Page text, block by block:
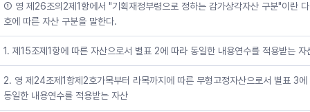
① 영 제26조의2제1항에서 "기획재정부령으로 정하는 감가상각자산 구분"이란
호에 따른 자산 구분을 말한다.
1. 제15조제1항에 따른 자산으로서 별표 2에 따라 동일한 내용연수를 적용받는 자
2. 영 제24조제1항제2호가목부터 라목까지에 따른 무형고정자산으로서 별표 3에
동일한 내용연수를 적용받는 자산